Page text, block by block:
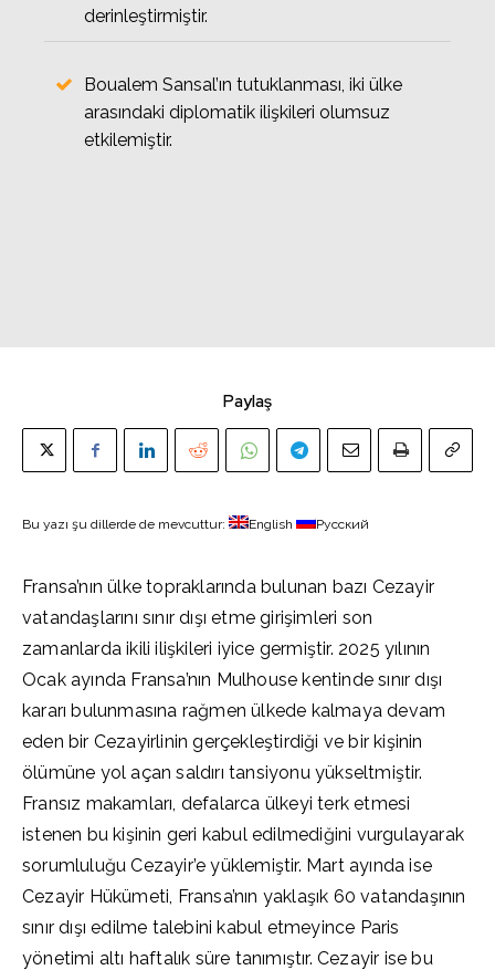
derinleştirmiştir.
Boualem Sansal’ın tutuklanması, iki ülke
arasındaki diplomatik ilişkileri olumsuz
etkilemiştir.
Paylaş
Bu yazı şu dillerde de mevcuttur: English Русский
Fransa’nın ülke topraklarında bulunan bazı Cezayir
vatandaşlarını sınır dışı etme girişimleri son
zamanlarda ikili ilişkileri iyice germiştir. 2025 yılının
Ocak ayında Fransa’nın Mulhouse kentinde sınır dışı
kararı bulunmasına rağmen ülkede kalmaya devam
eden bir Cezayirlinin gerçekleştirdiği ve bir kişinin
ölümüne yol açan saldırı tansiyonu yükseltmiştir.
Fransız makamları, defalarca ülkeyi terk etmesi
istenen bu kişinin geri kabul edilmediğini vurgulayarak
sorumluluğu Cezayir’e yüklemiştir. Mart ayında ise
Cezayir Hükümeti, Fransa’nın yaklaşık 60 vatandaşının
sınır dışı edilme talebini kabul etmeyince Paris
yönetimi altı haftalık süre tanımıştır. Cezayir ise bu